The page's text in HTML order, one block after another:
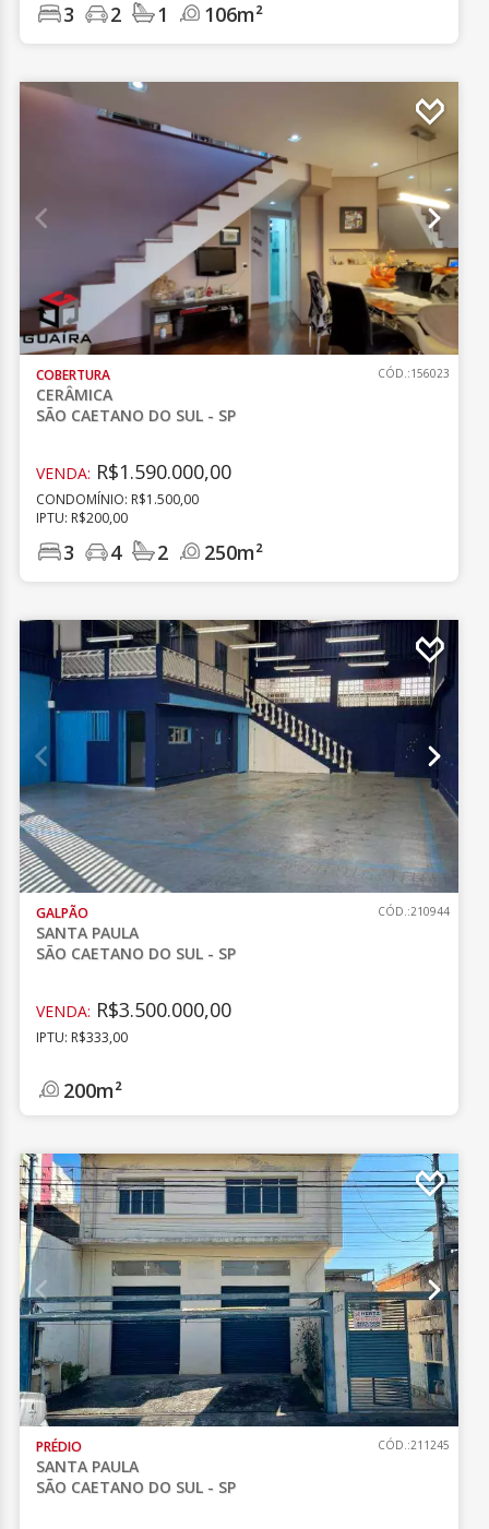
3 2 1 106m²
COBERTURA
CERÂMICA
SÃO CAETANO DO SUL - SP
CÓD.:156023
VENDA: R$1.590.000,00
CONDOMÍNIO: R$1.500,00
IPTU: R$200,00
3 4 2 250m²
GALPÃO
SANTA PAULA
SÃO CAETANO DO SUL - SP
CÓD.:210944
VENDA: R$3.500.000,00
IPTU: R$333,00
200m²
PRÉDIO
SANTA PAULA
SÃO CAETANO DO SUL - SP
CÓD.:211245